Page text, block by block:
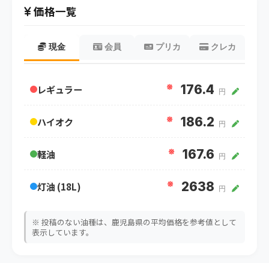
価格一覧
現金 会員 プリカ クレカ
レギュラー ※ 176.4 円
ハイオク ※ 186.2 円
軽油 ※ 167.6 円
灯油 (18L) ※ 2638 円
※ 投稿のない油種は、鹿児島県の平均価格を参考値として
表示しています。